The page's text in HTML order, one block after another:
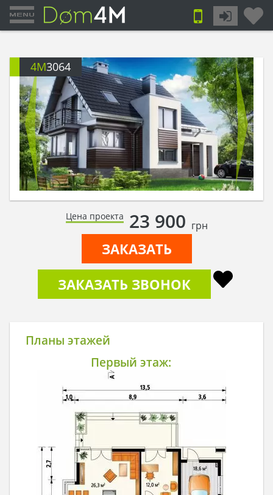
4M3064
Цена проекта 23 900 грн
ЗАКАЗАТЬ
ЗАКАЗАТЬ ЗВОНОК
Планы этажей
Первый этаж: